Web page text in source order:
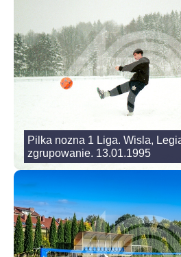
Pilka nozna 1 Liga. Wisla,
zgrupowanie. 13.01.1995